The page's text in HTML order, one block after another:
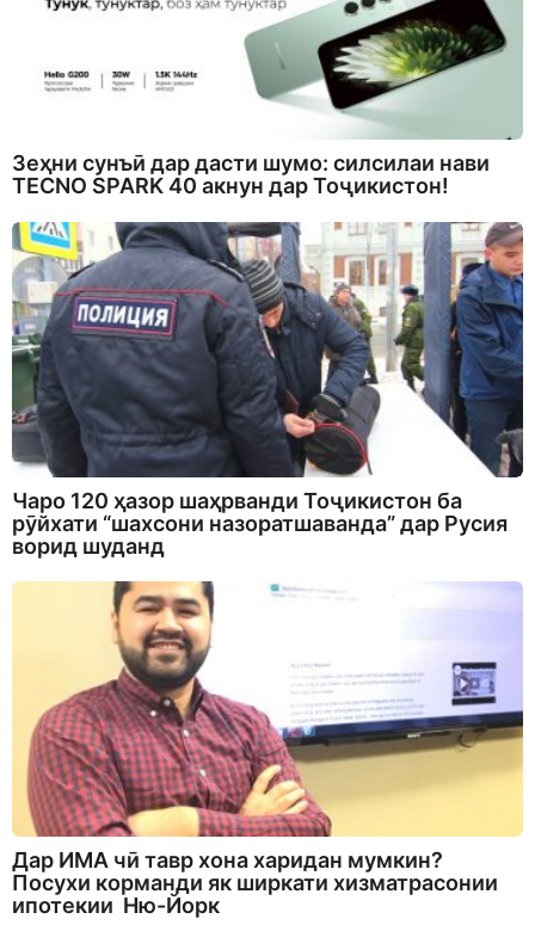
Зеҳни сунъӣ дар дасти шумо: силсилаи нави
TECNO SPARK 40 акнун дар Тоҷикистон!
Чаро 120 ҳазор шаҳрванди Тоҷикистон ба
рӯйхати “шахсони назоратшаванда” дар Русия
ворид шуданд
Дар ИМА чӣ тавр хона харидан мумкин?
Посухи корманди як ширкати хизматрасонии
ипотекии Ню-Йорк